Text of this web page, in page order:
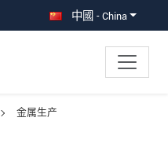
中國 - China
金属生产